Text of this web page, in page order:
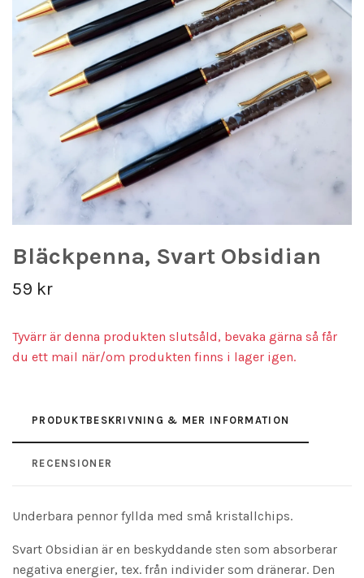
Bläckpenna, Svart Obsidian
59 kr
Tyvärr är denna produkten slutsåld, bevaka gärna så får
du ett mail när/om produkten finns i lager igen.
PRODUKTBESKRIVNING & MER INFORMATION
RECENSIONER
Underbara pennor fyllda med små kristallchips.
Svart Obsidian är en beskyddande sten som absorberar
negativa energier, tex. från individer som dränerar. Den